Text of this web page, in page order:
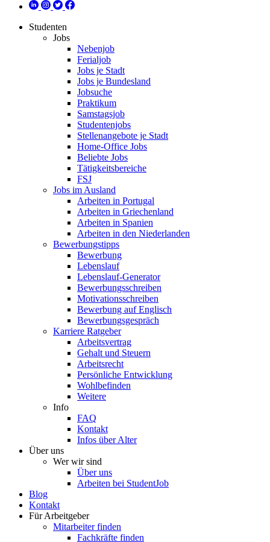
Studenten
Jobs
Nebenjob
Ferialjob
Jobs je Stadt
Jobs je Bundesland
Jobsuche
Praktikum
Samstagsjob
Studentenjobs
Stellenangebote je Stadt
Home-Office Jobs
Beliebte Jobs
Tätigkeitsbereiche
FSJ
Jobs im Ausland
Arbeiten in Portugal
Arbeiten in Griechenland
Arbeiten in Spanien
Arbeiten in den Niederlanden
Bewerbungstipps
Bewerbung
Lebenslauf
Lebenslauf-Generator
Bewerbungsschreiben
Motivationsschreiben
Bewerbung auf Englisch
Bewerbungsgespräch
Karriere Ratgeber
Arbeitsvertrag
Gehalt und Steuern
Arbeitsrecht
Persönliche Entwicklung
Wohlbefinden
Weitere
Info
FAQ
Kontakt
Infos über Alter
Über uns
Wer wir sind
Über uns
Arbeiten bei StudentJob
Blog
Kontakt
Für Arbeitgeber
Mitarbeiter finden
Fachkräfte finden